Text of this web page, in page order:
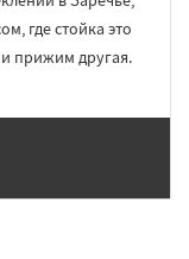
где стойка это
прижим другая.